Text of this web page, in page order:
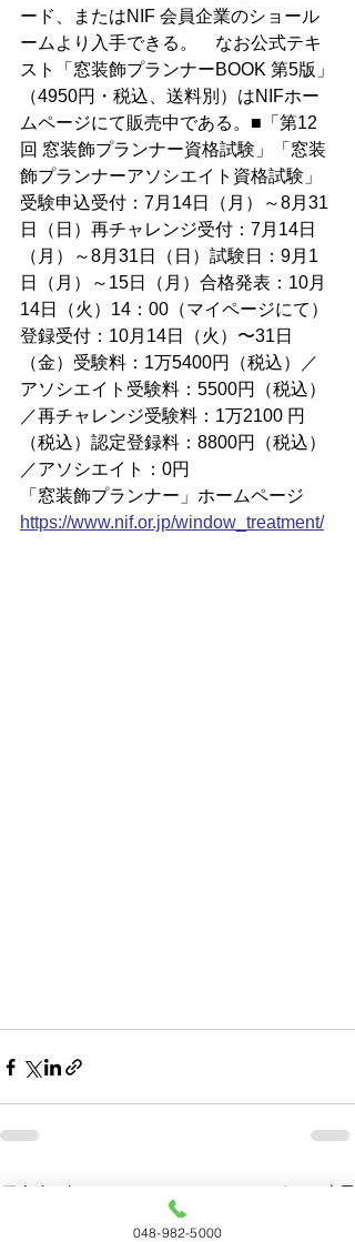
ード、またはNIF 会員企業のショール
ームより入手できる。　なお公式テキ
スト「窓装飾プランナーBOOK 第5版」
（4950円・税込、送料別）はNIFホー
ムページにて販売中である。■「第12
回 窓装飾プランナー資格試験」「窓装
飾プランナーアソシエイト資格試験」
受験申込受付：7月14日（月）～8月31
日（日）再チャレンジ受付：7月14日
（月）～8月31日（日）試験日：9月1
日（月）～15日（月）合格発表：10月
14日（火）14：00（マイページにて）
登録受付：10月14日（火）〜31日
（金）受験料：1万5400円（税込）／
アソシエイト受験料：5500円（税込）
／再チャレンジ受験料：1万2100 円
（税込）認定登録料：8800円（税込）
／アソシエイト：0円
「窓装飾プランナー」ホームページ
https://www.nif.or.jp/window_treatment/
すべて表示
048-982-5000